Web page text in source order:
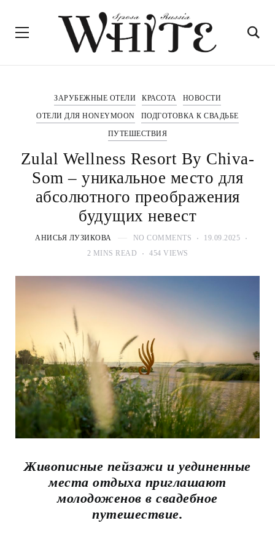
ЗАРУБЕЖНЫЕ ОТЕЛИ КРАСОТА НОВОСТИ
ОТЕЛИ ДЛЯ HONEYMOON ПОДГОТОВКА К СВАДЬБЕ
ПУТЕШЕСТВИЯ
Zulal Wellness Resort By Chiva-
Som – уникальное место для
абсолютного преображения
будущих невест
АНИСЬЯ ЛУЗИКОВА NO COMMENTS
19.09.2025
2 MINS READ
454 VIEWS
Живописные пейзажи и уединенные
места отдыха приглашают
молодоженов в свадебное
путешествие.